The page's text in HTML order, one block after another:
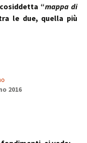
“mappa di
le due, quella più
2016